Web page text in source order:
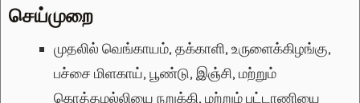
செய்முறை
முதலில் வெங்காயம், தக்காளி, உருளைக்கிழங்கு,
பச்சை மிளகாய், பூண்டு, இஞ்சி, மற்றும்
கொத்தமல்லியை நறுக்கி, மற்றும் பட்டாணியை